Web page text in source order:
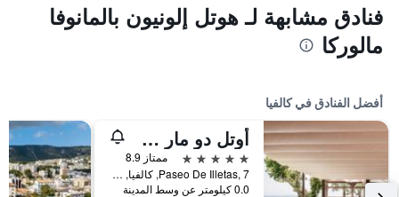
فنادق مشابهة لـ هوتل إلونيون بالمانوفا
مالوركا
أفضل الفنادق في كالفيا
أوتل دو مار جران ميليا - ذا ليدينج هوتلز أوف ذا وورلد
5 نجوم
ممتاز 8.9
Paseo De Illetas, 7, كالفيا, مالوركا, أسبانيا
0.0 كيلومتر عن وسط المدينة